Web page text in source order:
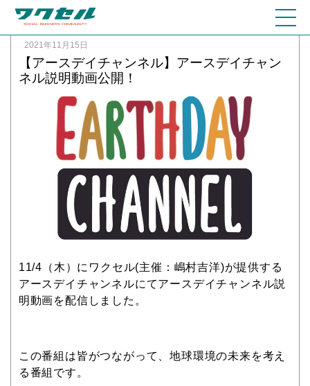
2021年11月15日
【アースデイチャンネル】アースデイチャン
ネル説明動画公開！
11/4（木）にワクセル(主催：嶋村吉洋)が提供する
アースデイチャンネルにてアースデイチャンネル説
明動画を配信しました。
この番組は皆がつながって、地球環境の未来を考え
る番組です。